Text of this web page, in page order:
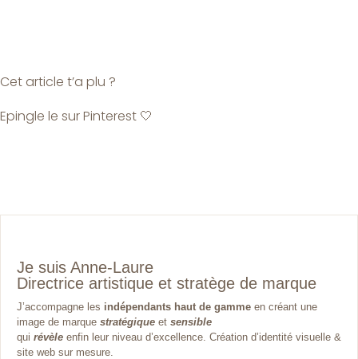
Cet article t’a plu ?
Epingle le sur Pinterest 🤍
Je suis Anne-Laure
Directrice artistique et stratège de marque
J’accompagne les indépendants haut de gamme en créant une
image de marque stratégique et sensible
qui révèle enfin leur niveau d’excellence. Création d’identité visuelle &
site web sur mesure.